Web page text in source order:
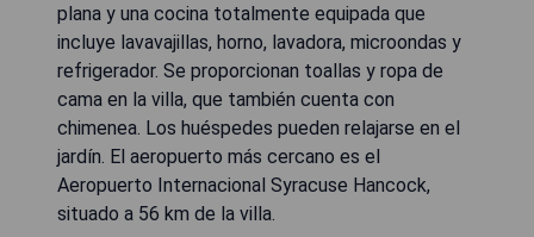
plana y una cocina totalmente equipada que
incluye lavavajillas, horno, lavadora, microondas y
refrigerador. Se proporcionan toallas y ropa de
cama en la villa, que también cuenta con
chimenea. Los huéspedes pueden relajarse en el
jardín. El aeropuerto más cercano es el
Aeropuerto Internacional Syracuse Hancock,
situado a 56 km de la villa.